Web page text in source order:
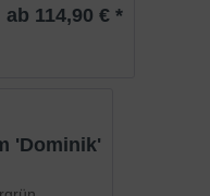
ab 114,90 € *
'Dominik'